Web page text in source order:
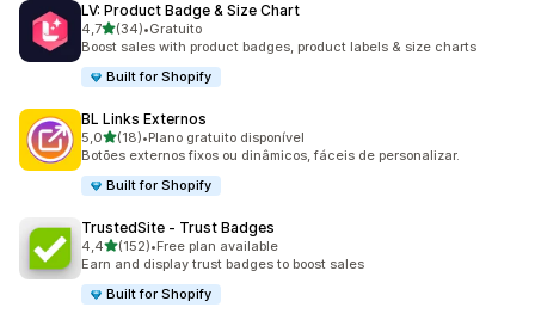
LV: Product Badge & Size Chart
4,7de 5 estrelas
(34)
34 total de avaliações
•Gratuito
Boost sales with product badges, product labels & size charts
Built for Shopify
BL Links Externos
5,0de 5 estrelas
(18)
18 total de avaliações
•Plano gratuito disponível
Botões externos fixos ou dinâmicos, fáceis de personalizar.
Built for Shopify
TrustedSite ‑ Trust Badges
4,4de 5 estrelas
(152)
152 total de avaliações
•Free plan available
Earn and display trust badges to boost sales
Built for Shopify